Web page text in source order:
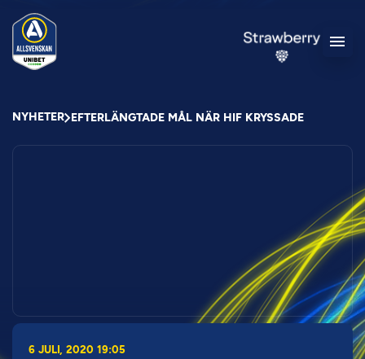
NYHETER EFTERLÄNGTADE MÅL NÄR HIF KRYSSADE
6 JULI, 2020 19:05